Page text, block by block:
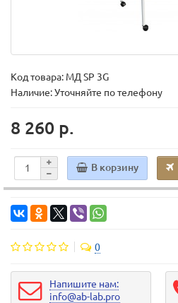
Код товара: МД SP 3G
Наличие: Уточняйте по телефону
8 260 р.
В корзину
0
Напишите нам:
info@ab-lab.pro